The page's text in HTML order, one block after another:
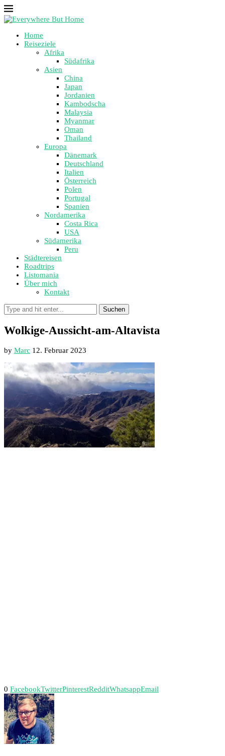
Home
Reiseziele
Afrika
Südafrika
Asien
China
Japan
Jordanien
Kambodscha
Malaysia
Myanmar
Oman
Thailand
Europa
Dänemark
Deutschland
Italien
Österreich
Polen
Portugal
Spanien
Nordamerika
Costa Rica
USA
Südamerika
Peru
Städtereisen
Roadtrips
Listomania
Über mich
Kontakt
Suchen
Wolkige-Aussicht-am-Altavista
by Marc 12. Februar 2023
0 FacebookTwitterPinterestRedditWhatsappEmail